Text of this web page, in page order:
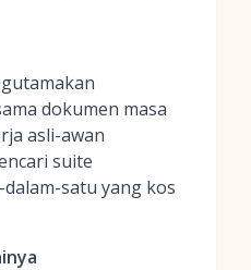
dokumen masa
asli-awan
suite
satu yang kos